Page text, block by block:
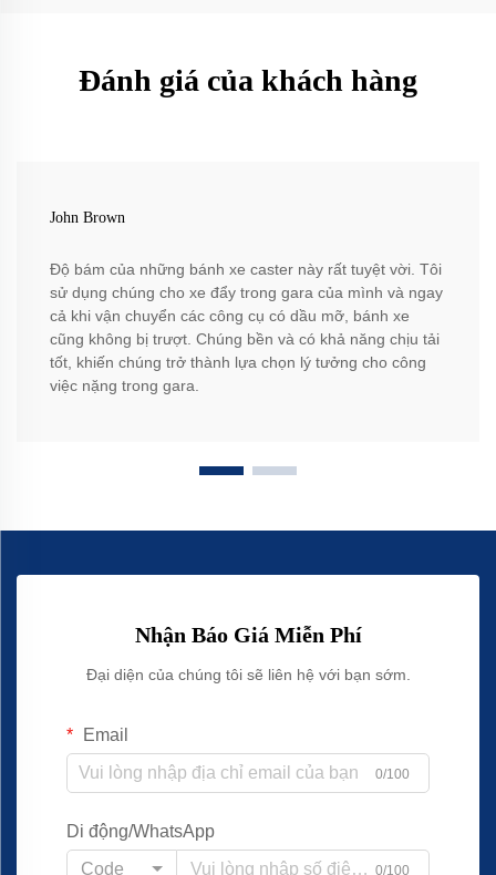
Đánh giá của khách hàng
John Brown
Độ bám của những bánh xe caster này rất tuyệt vời. Tôi
sử dụng chúng cho xe đẩy trong gara của mình và ngay
cả khi vận chuyển các công cụ có dầu mỡ, bánh xe
cũng không bị trượt. Chúng bền và có khả năng chịu tải
tốt, khiến chúng trở thành lựa chọn lý tưởng cho công
việc nặng trong gara.
Nhận Báo Giá Miễn Phí
Đại diện của chúng tôi sẽ liên hệ với bạn sớm.
Email
0/100
Di động/WhatsApp
Code
0/100